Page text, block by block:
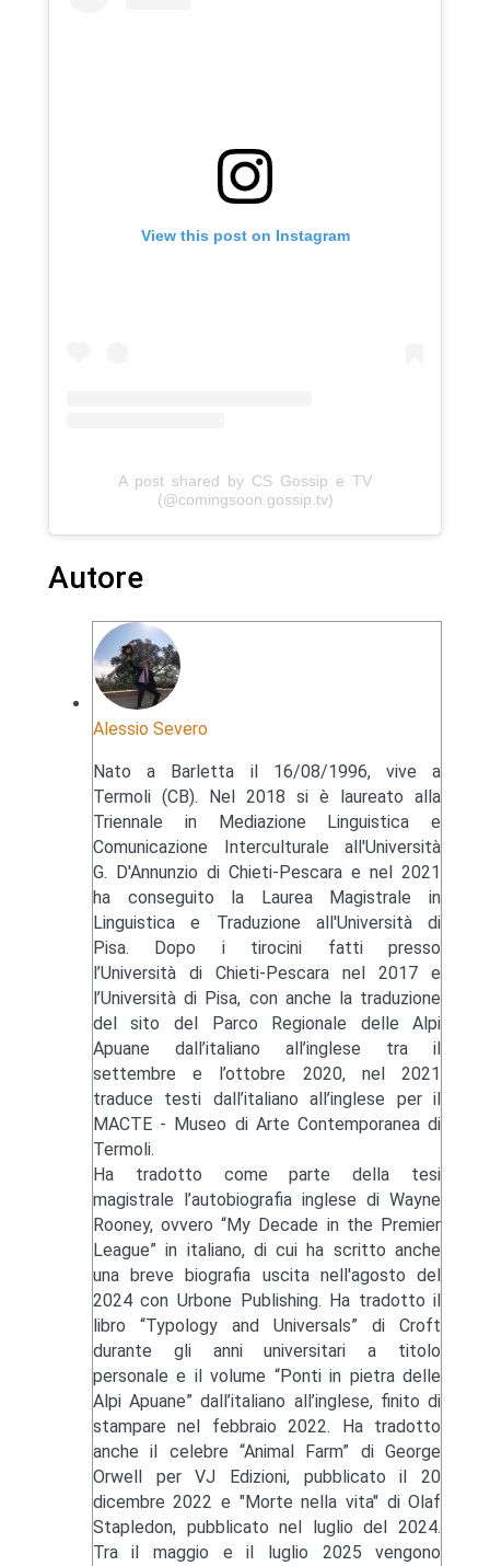
View this post on Instagram
A post shared by CS Gossip e TV
(@comingsoon.gossip.tv)
Autore
Alessio Severo
Nato a Barletta il 16/08/1996, vive a
Termoli (CB). Nel 2018 si è laureato alla
Triennale in Mediazione Linguistica e
Comunicazione Interculturale all'Università
G. D'Annunzio di Chieti-Pescara e nel 2021
ha conseguito la Laurea Magistrale in
Linguistica e Traduzione all'Università di
Pisa. Dopo i tirocini fatti presso
l’Università di Chieti-Pescara nel 2017 e
l’Università di Pisa, con anche la traduzione
del sito del Parco Regionale delle Alpi
Apuane dall’italiano all’inglese tra il
settembre e l’ottobre 2020, nel 2021
traduce testi dall’italiano all’inglese per il
MACTE - Museo di Arte Contemporanea di
Termoli.
Ha tradotto come parte della tesi
magistrale l’autobiografia inglese di Wayne
Rooney, ovvero “My Decade in the Premier
League” in italiano, di cui ha scritto anche
una breve biografia uscita nell'agosto del
2024 con Urbone Publishing. Ha tradotto il
libro “Typology and Universals” di Croft
durante gli anni universitari a titolo
personale e il volume “Ponti in pietra delle
Alpi Apuane” dall’italiano all’inglese, finito di
stampare nel febbraio 2022. Ha tradotto
anche il celebre “Animal Farm” di George
Orwell per VJ Edizioni, pubblicato il 20
dicembre 2022 e "Morte nella vita" di Olaf
Stapledon, pubblicato nel luglio del 2024.
Tra il maggio e il luglio 2025 vengono